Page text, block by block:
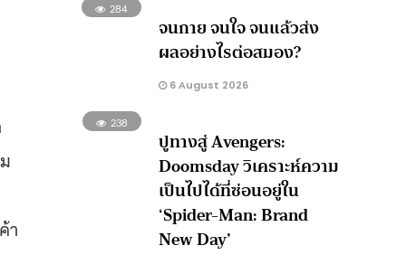
า
284
จนกาย จนใจ จนแล้วส่ง
ผลอย่างไรต่อสมอง?
6 August 2026
238
ปูทางสู่ Avengers:
Doomsday วิเคราะห์ความ
เป็นไปได้ที่ซ่อนอยู่ใน
‘Spider-Man: Brand
New Day’